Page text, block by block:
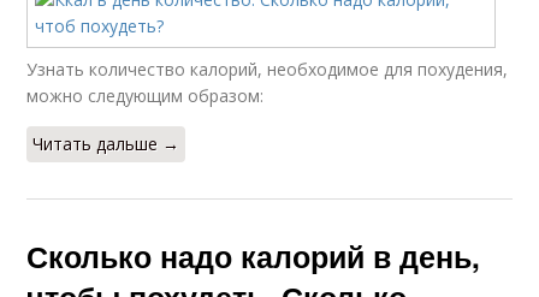
Узнать количество калорий, необходимое для похудения,
можно следующим образом:
Читать дальше →
Сколько надо калорий в день,